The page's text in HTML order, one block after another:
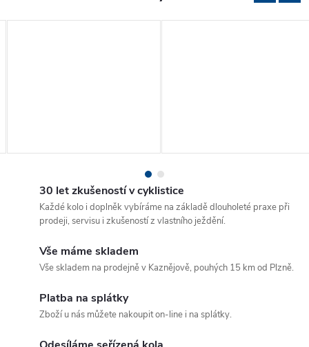
30 let zkušeností v cyklistice
Každé kolo i doplněk vybíráme na základě dlouholeté praxe při
prodeji, servisu i zkušeností z vlastního ježdění.
Vše máme skladem
Vše skladem na prodejně v Kaznějově, pouhých 15 km od Plzně.
Platba na splátky
Zboží u nás můžete nakoupit on-line i na splátky.